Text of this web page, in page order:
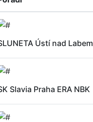
Ústí nad Labem
Slavia Praha ERA NBK